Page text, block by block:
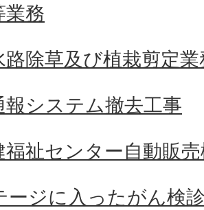
業務
路除草及び植栽剪定
報システム撤去工事
福祉センター自動販
ージに入ったがん検